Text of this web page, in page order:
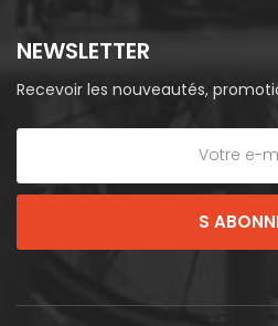
NEWSLETTER
Recevoir les nouveautés,
S